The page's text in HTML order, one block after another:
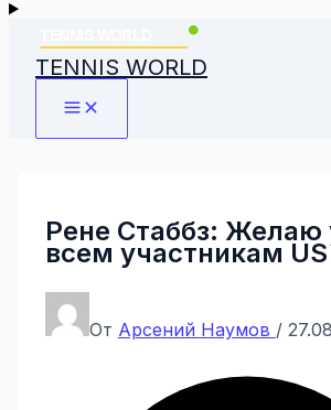
TENNIS WORLD
Рене Стаббз: Желаю
всем участникам US
От Арсений Наумов /